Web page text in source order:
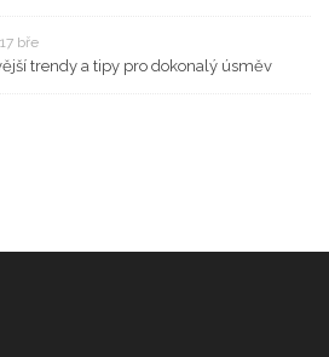
bře
trendy a tipy pro dokonalý úsměv